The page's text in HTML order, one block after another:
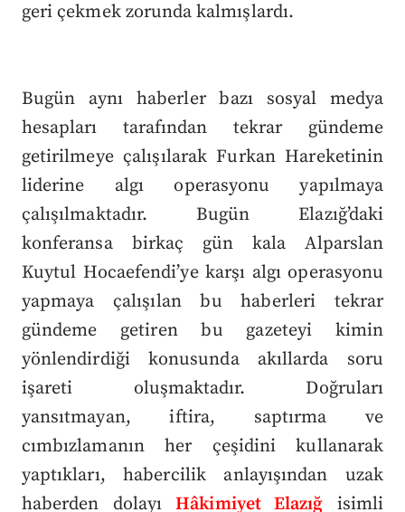
geri çekmek zorunda kalmışlardı.
Bugün aynı haberler bazı sosyal medya
hesapları tarafından tekrar gündeme
getirilmeye çalışılarak Furkan Hareketinin
liderine algı operasyonu yapılmaya
çalışılmaktadır. Bugün Elazığ’daki
konferansa birkaç gün kala Alparslan
Kuytul Hocaefendi’ye karşı algı operasyonu
yapmaya çalışılan bu haberleri tekrar
gündeme getiren bu gazeteyi kimin
yönlendirdiği konusunda akıllarda soru
işareti oluşmaktadır. Doğruları
yansıtmayan, iftira, saptırma ve
cımbızlamanın her çeşidini kullanarak
yaptıkları, habercilik anlayışından uzak
haberden dolayıHâkimiyet Elazığ isimli